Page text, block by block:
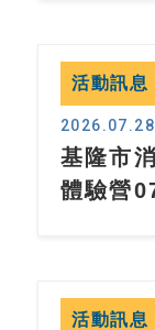
活動訊息
2026.07.28
基隆市
體驗營
活動訊息